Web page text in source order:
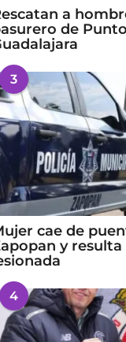
a
de
3
cae de
y
4